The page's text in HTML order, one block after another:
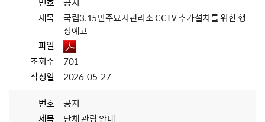
제목
국립3.15민주묘지관리소 CCTV 추가설치를 위한 행
정예고
파일
조회수
701
작성일
2026-05-27
번호
공지
제목
단체 관람 안내